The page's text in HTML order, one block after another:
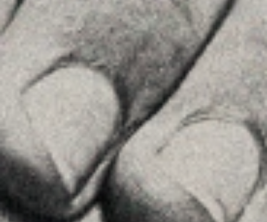
MENU
Inici
La Firma
Equipo
Assessorament
Insights
Contactar
SEGUEIX-NOS